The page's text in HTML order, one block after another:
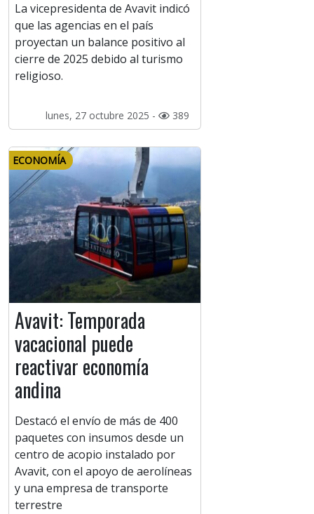
La vicepresidenta de Avavit indicó
que las agencias en el país
proyectan un balance positivo al
cierre de 2025 debido al turismo
religioso.
lunes, 27 octubre 2025 - 389
ECONOMÍA
Avavit: Temporada
vacacional puede
reactivar economía
andina
Destacó el envío de más de 400
paquetes con insumos desde un
centro de acopio instalado por
Avavit, con el apoyo de aerolíneas
y una empresa de transporte
terrestre